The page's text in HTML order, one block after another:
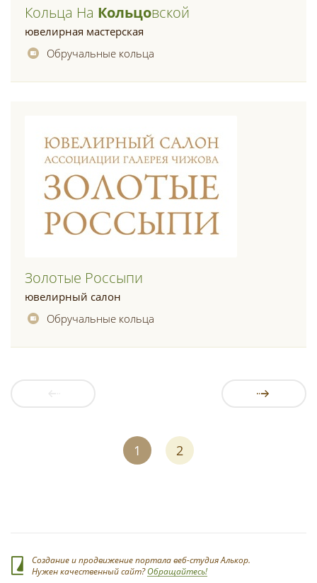
Кольца На КольцоВской
ювелирная мастерская
Обручальные кольца
Золотые Россыпи
ювелирный салон
Обручальные кольца
1 2
Создание и продвижение портала веб-студия Алькор.
Нужен качественный сайт?Обращайтесь!